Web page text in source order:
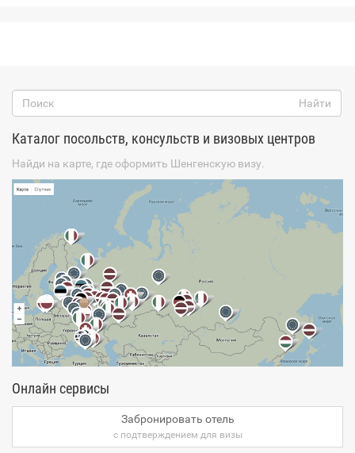
Каталог посольств, консульств и визовых центров
Найди на карте, где оформить Шенгенскую визу.
Онлайн сервисы
Забронировать отель
с подтверждением для визы